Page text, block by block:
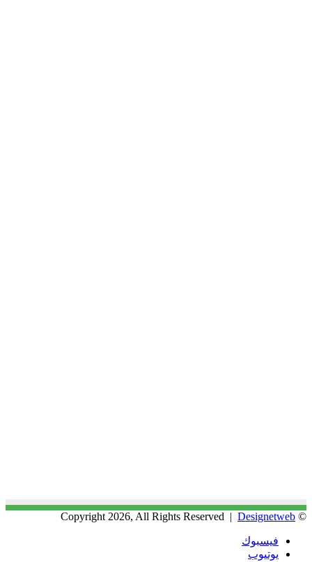
© Copyright 2026, All Rights Reserved |
Designetweb
فيسبوك
يوتيوب